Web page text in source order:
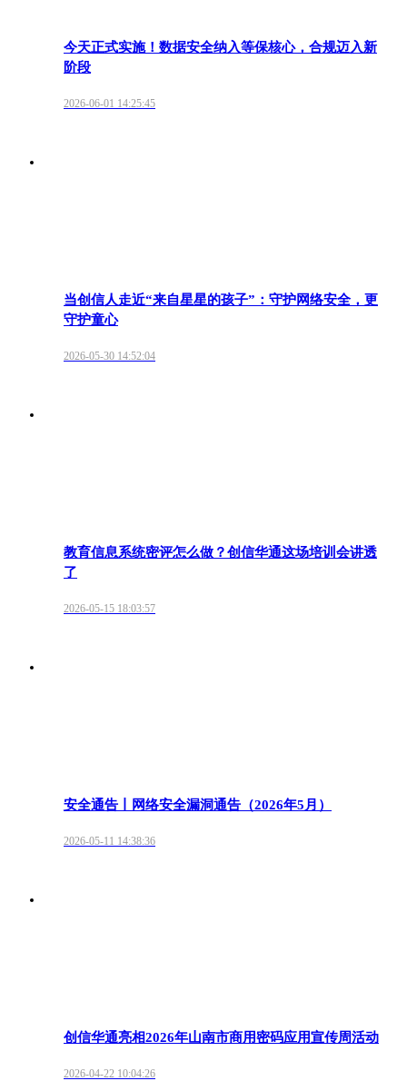
今天正式实施！数据安全纳入等保核心，合规迈入新
阶段
2026-06-01 14:25:45
当创信人走近“来自星星的孩子”：守护网络安全，更
守护童心
2026-05-30 14:52:04
教育信息系统密评怎么做？创信华通这场培训会讲透
了
2026-05-15 18:03:57
安全通告丨网络安全漏洞通告（2026年5月）
2026-05-11 14:38:36
创信华通亮相2026年山南市商用密码应用宣传周活动
2026-04-22 10:04:26